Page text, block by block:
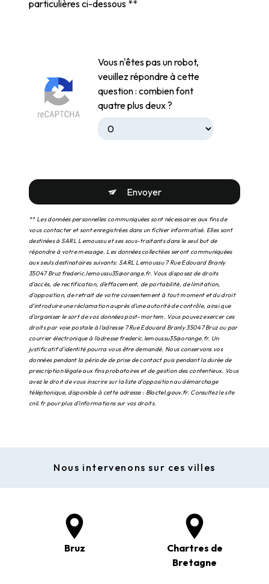
particulières ci-dessous **
Vous n'êtes pas un robot,
veuillez répondre à cette
question : combien font
quatre plus deux ?
Envoyer
** Les données personnelles communiquées sont nécessaires aux fins de
vous contacter et sont enregistrées dans un fichier informatisé. Elles sont
destinées à SARL Lemoussu et ses sous-traitants dans le seul but de
répondre à votre message. Les données collectées seront communiquées
aux seuls destinataires suivants: SARL Lemoussu 7 Rue Edouard Branly
35047 Bruz frederic.lemoussu35@orange.fr. Vous disposez de droits
d’accès, de rectification, d’effacement, de portabilité, de limitation,
d’opposition, de retrait de votre consentement à tout moment et du droit
d’introduire une réclamation auprès d’une autorité de contrôle, ainsi que
d’organiser le sort de vos données post-mortem. Vous pouvez exercer ces
droits par voie postale à l'adresse 7 Rue Edouard Branly 35047 Bruz ou par
courrier électronique à l'adresse frederic.lemoussu35@orange.fr. Un
justificatif d'identité pourra vous être demandé. Nous conservons vos
données pendant la période de prise de contact puis pendant la durée de
prescription légale aux fins probatoires et de gestion des contentieux. Vous
avez le droit de vous inscrire sur la liste d'opposition au démarchage
téléphonique, disponible à cette adresse : Bloctel.gouv.fr. Consultez le site
cnil.fr pour plus d’informations sur vos droits.
Nous intervenons sur ces villes
Bruz
Chartres de
Bretagne